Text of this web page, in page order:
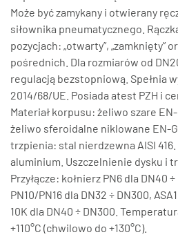
Może być zamykany i otwierany
siłownika pneumatycznego.
pozycjach: „otwarty”, „zamknięty”
pośrednich. Dla rozmiarów od
regulacją bezstopniową. Spełnia
2014/68/UE. Posiada atest PZH i
Materiał korpusu: żeliwo szare
żeliwo sferoidalne niklowane EN-
trzpienia: stal nierdzewna AISI
aluminium. Uszczelnienie dysku i
Przyłącze: kołnierz PN6 dla DN40
PN10/PN16 dla DN32 ÷ DN300,
10K dla DN40 ÷ DN300.
+110°C (chwilowo do +130°C).